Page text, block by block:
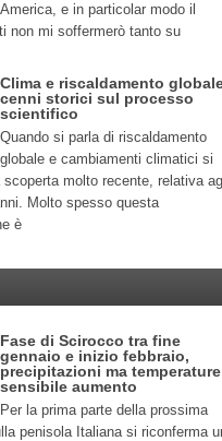
America, e in particolar modo il
non mi soffermerò tanto su
Clima e riscaldamento
cenni storici sul processo
scientifico
Quando si parla di riscaldamento
globale e cambiamenti climatici si
scoperta molto recente, relativa
Molto spesso questa
è
Fase di Scirocco tra fine
gennaio e inizio febbraio,
precipitazioni ma
sensibile aumento
Per la prima parte della prossima
penisola Italiana si riconferma